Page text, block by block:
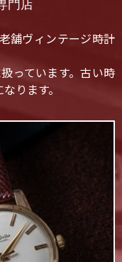
門店
舗ヴィンテージ時計
っています。古い時
ります。